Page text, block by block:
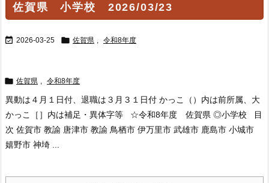
佐賀県 小学校 2026/03/23
 2026-03-25  佐賀県 , 令和8年度
 佐賀県 , 令和8年度
異動は４月１日付、退職は３月３１日付 かっこ（）内は前所属、大
かっこ［］内は補足・異体字等 ☆令和8年度 佐賀県 ◎小学校 目
次 佐賀市 教諭 唐津市 教諭 鳥栖市 伊万里市 武雄市 鹿島市 小城市
嬉野市 神埼 ...